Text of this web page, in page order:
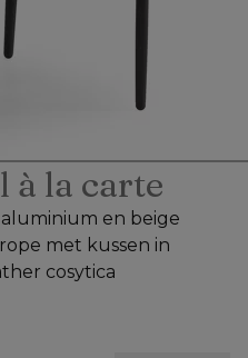
à la carte
en beige
met kussen in
cosytica